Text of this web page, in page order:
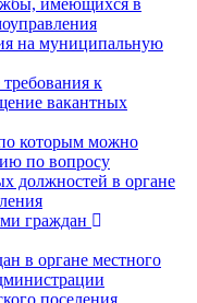
на муниципальную
к
вакантных
которым можно
по вопросу
должностей в органе
граждан
в органе местного
поселения